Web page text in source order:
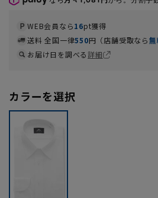
WEB会員なら16pt獲得
送料 全国一律550円（店舗受取なら
お届け日を調べる詳細
カラーを選択